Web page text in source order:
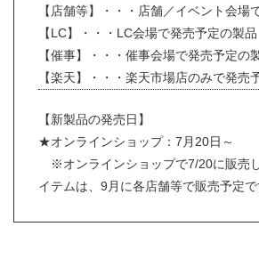
【店舗等】・・・店舗／イベント会場
【LC】・・・LC会場で発売予定の製
【催事】・・・催事会場で発売予定の
【楽天】・・・楽天市場店のみで発
【新製品の発売日】
★オンラインショップ：7月20日～
※オンラインショップで7/20に販売
イテムは、9月に各店舗等で販売予定で